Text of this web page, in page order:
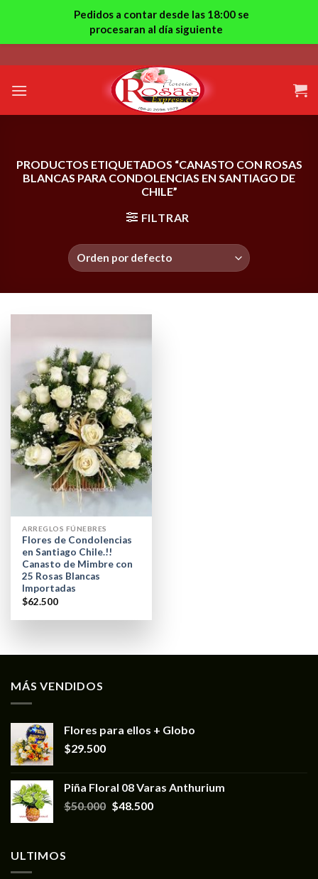
to
content
PRODUCTOS ETIQUETADOS “CANASTO CON ROSAS
BLANCAS PARA CONDOLENCIAS EN SANTIAGO DE
CHILE”
FILTRAR
ARREGLOS FÚNEBRES
Flores de Condolencias
en Santiago Chile.!!
Canasto de Mimbre con
25 Rosas Blancas
Importadas
$62.500
MÁS VENDIDOS
Flores para ellos + Globo
$29.500
Piña Floral 08 Varas Anthurium
$50.000 $48.500
ULTIMOS
Pedidos a contar desde las 18:00 se
procesaran al día siguiente